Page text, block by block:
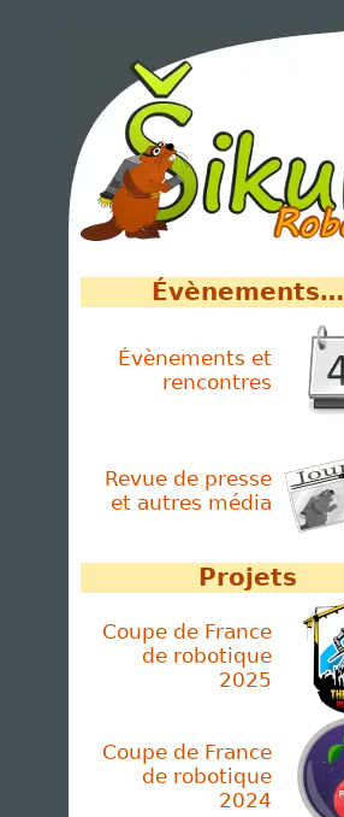
Évènements…
Évènements et
rencontres
Revue de presse
et autres média
Projets
Coupe de France
de robotique
2025
Coupe de France
de robotique
2024